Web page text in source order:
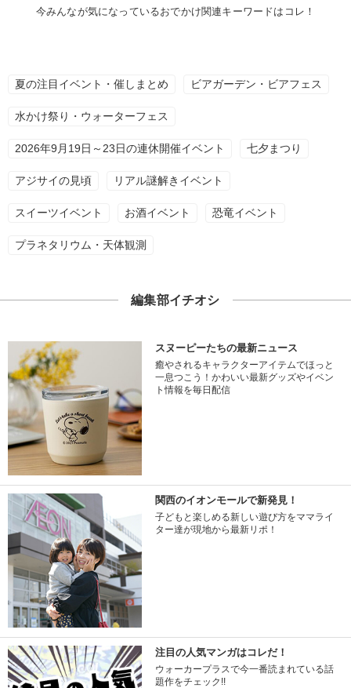
今みんなが気になっているおでかけ関連キーワードはコレ！
夏の注目イベント・催しまとめ ビアガーデン・ビアフェス
水かけ祭り・ウォーターフェス
2026年9月19日～23日の連休開催イベント 七夕まつり
アジサイの見頃 リアル謎解きイベント
スイーツイベント お酒イベント 恐竜イベント
プラネタリウム・天体観測
編集部イチオシ
スヌーピーたちの最新ニュース
癒やされるキャラクターアイテムでほっと
一息つこう！かわいい最新グッズやイベン
ト情報を毎日配信
関西のイオンモールで新発見！
子どもと楽しめる新しい遊び方をママライ
ター達が現地から最新リポ！
注目の人気マンガはコレだ！
ウォーカープラスで今一番読まれている話
題作をチェック!!